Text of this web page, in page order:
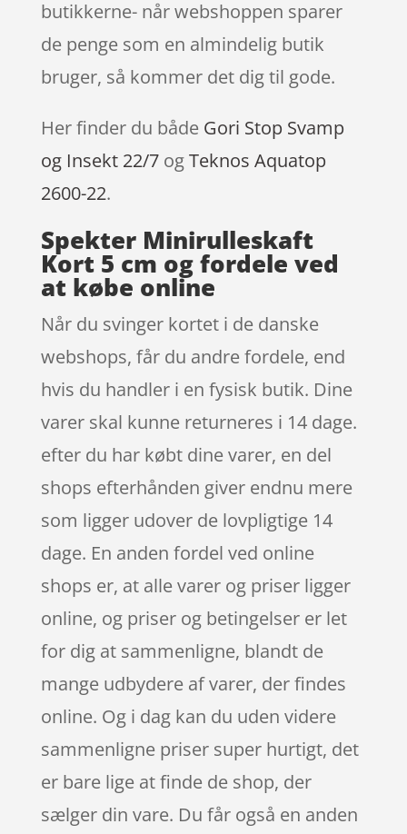
butikkerne- når webshoppen sparer
de penge som en almindelig butik
bruger, så kommer det dig til gode.
Her finder du både Gori Stop Svamp
og Insekt 22/7ogTeknos Aquatop
2600-22.
Spekter Minirulleskaft
Kort 5 cm og fordele ved
at købe online
Når du svinger kortet i de danske
webshops, får du andre fordele, end
hvis du handler i en fysisk butik. Dine
varer skal kunne returneres i 14 dage.
efter du har købt dine varer, en del
shops efterhånden giver endnu mere
som ligger udover de lovpligtige 14
dage. En anden fordel ved online
shops er, at alle varer og priser ligger
online, og priser og betingelser er let
for dig at sammenligne, blandt de
mange udbydere af varer, der findes
online. Og i dag kan du uden videre
sammenligne priser super hurtigt, det
er bare lige at finde de shop, der
sælger din vare. Du får også en anden